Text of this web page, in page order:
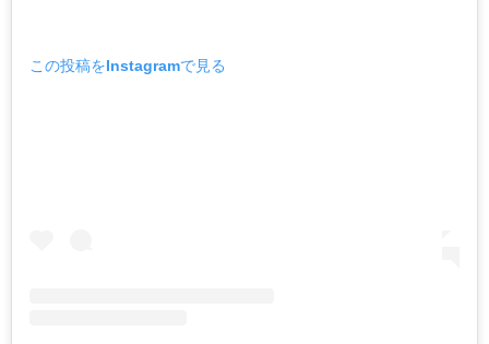
この投稿をInstagramで見る